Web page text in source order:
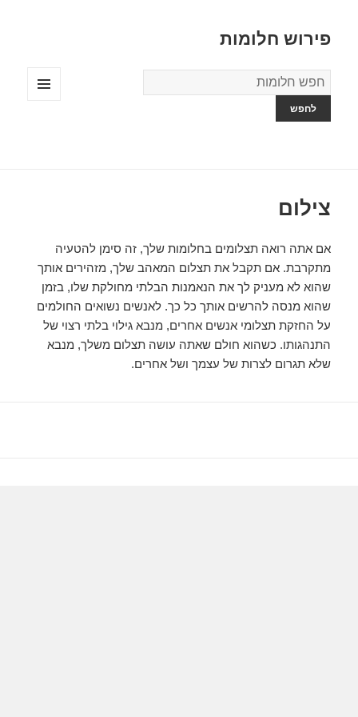
פירוש חלומות
מילון
החלומות
צילום
אם אתה רואה תצלומים בחלומות שלך, זה סימן להטעיה
מתקרבת. אם תקבל את תצלום המאהב שלך, מזהירים אותך
שהוא לא מעניק לך את הנאמנות הבלתי מחולקת שלו, בזמן
שהוא מנסה להרשים אותך כל כך. לאנשים נשואים החולמים
על החזקת תצלומי אנשים אחרים, מנבא גילוי בלתי רצוי של
התנהגותו. כשהוא חולם שאתה עושה תצלום משלך, מנבא
שלא תגרום לצרות של עצמך ושל אחרים.